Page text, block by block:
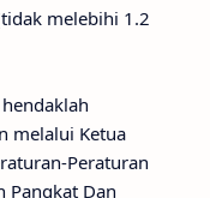
melebihi 1.2
melalui Ketua
Peraturan
Pangkat Dan